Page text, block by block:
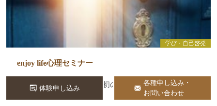
学び・自己啓発
enjoy life心理セミナー
人生の流れに気づく、最初の一歩
体験申し込み
各種申し込み・
お問い合わせ